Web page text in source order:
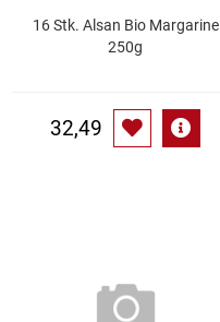
16 Stk. Alsan Bio Margarine
250g
32,49